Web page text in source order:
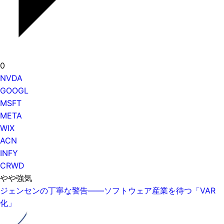
0
NVDA
GOOGL
MSFT
META
WIX
ACN
INFY
CRWD
やや強気
ジェンセンの丁寧な警告——ソフトウェア産業を待つ「VAR
化」